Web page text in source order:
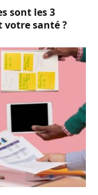
sont les 3
votre santé ?